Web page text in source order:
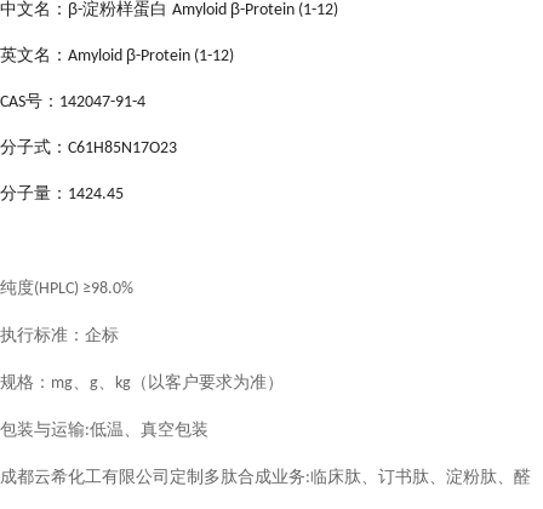
中文名： β-淀粉样蛋白 Amyloid β-Protein (1-12)
英文名： Amyloid β-Protein (1-12)
CAS号： 142047-91-4
分子式 ： C61H85N17O23
分子量： 1424.45
纯度(HPLC) ≥98.0%
执行标准：企标
规格： mg、 g、 kg （ 以客户要求为准）
包装与运输:低温、真空包装
成都云希化工有限公司定制多肽合成业务:临床肽、订书肽、淀粉肽、醛